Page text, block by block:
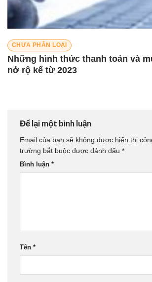
CHƯA PHÂN LOẠI
Những hình thức thanh toán và
nở rộ kể từ 2023
Để lại một bình luận
Email của bạn sẽ không được hiển thị
trường bắt buộc được đánh dấu *
Bình luận *
Tên *